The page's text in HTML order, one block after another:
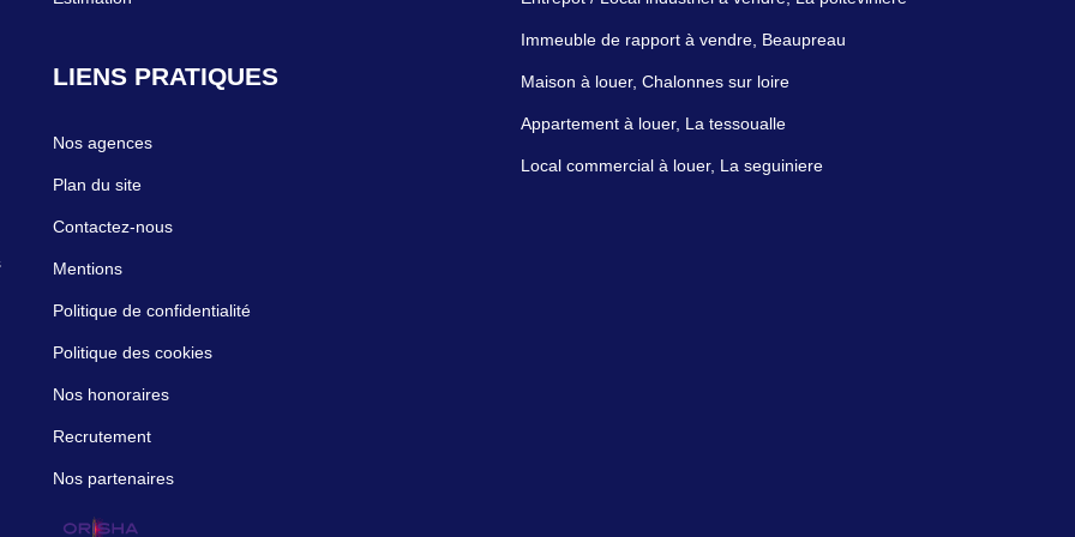
LIENS PRATIQUES
Nos agences
Plan du site
Contactez-nous
Mentions
Politique de confidentialité
Politique des cookies
Nos honoraires
Recrutement
Nos partenaires
Immeuble de rapport à vendre, Beaupreau
Maison à louer, Chalonnes sur loire
Appartement à louer, La tessoualle
Local commercial à louer, La seguiniere